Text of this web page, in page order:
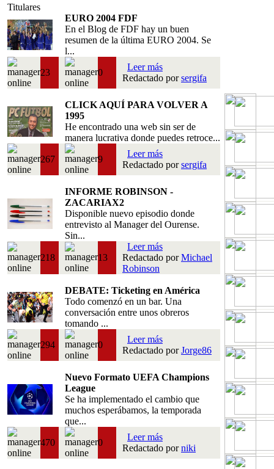
Titulares
EURO 2004 FDF
En el Blog de FDF hay un buen
resumen de la última EURO 2004. Se
l...
23 0
Leer más
Redactado porsergifa
CLICK AQUÍ PARA VOLVER A
1995
He encontrado una web sin ser de
manera lucrativa donde puedes retroce...
267 9
Leer más
Redactado porsergifa
INFORME ROBINSON -
ZACARIAX2
Disponible nuevo episodio donde
entrevisto al Manager del Ourense.
Sin...
218 13
Leer más
Redactado porMichael
Robinson
DEBATE: Ticketing en América
Todo comenzó en un bar. Una
conversación entre unos obreros
tomando ...
294 0
Leer más
Redactado porJorge86
Nuevo Formato UEFA Champions
League
Se ha implementado el cambio que
muchos esperábamos, la temporada
que...
470 0
Leer más
Redactado porniki